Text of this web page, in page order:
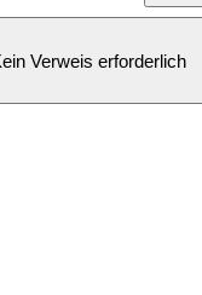
Verweis erforderlich